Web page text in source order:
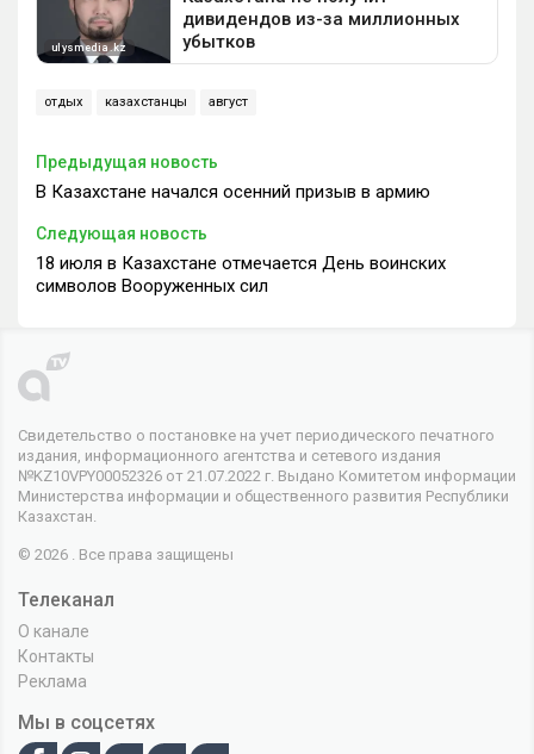
отдых казахстанцы август
Предыдущая новость
В Казахстане начался осенний призыв в армию
Следующая новость
18 июля в Казахстане отмечается День воинских
символов Вооруженных сил
Свидетельство о постановке на учет периодического печатного
издания, информационного агентства и сетевого издания
№KZ10VPY00052326 от 21.07.2022 г. Выдано Комитетом информации
Министерства информации и общественного развития Республики
Казахстан.
© 2026 . Все права защищены
Телеканал
О канале
Контакты
Реклама
Мы в соцсетях